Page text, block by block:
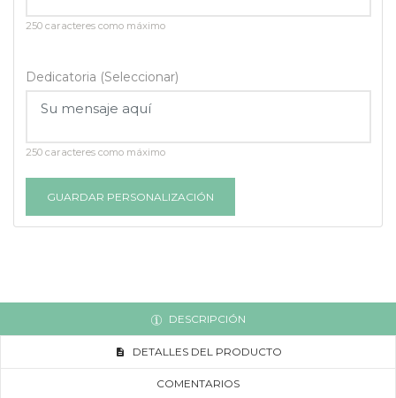
250 caracteres como máximo
Dedicatoria (Seleccionar)
250 caracteres como máximo
GUARDAR PERSONALIZACIÓN
DESCRIPCIÓN
DETALLES DEL PRODUCTO
COMENTARIOS